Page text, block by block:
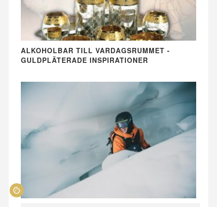
ALKOHOLBAR TILL VARDAGSRUMMET -
GULDPLÄTERADE INSPIRATIONER